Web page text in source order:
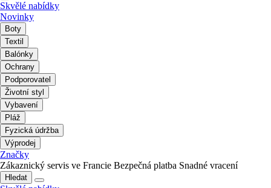
Skvělé nabídky
Novinky
Boty
Textil
Balónky
Ochrany
Podporovatel
Životní styl
Vybavení
Pláž
Fyzická údržba
Výprodej
Značky
Zákaznický servis ve Francie Bezpečná platba Snadné vracení
Hledat